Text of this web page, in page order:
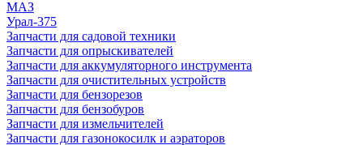
МАЗ
Урал-375
Запчасти для садовой техники
Запчасти для опрыскивателей
Запчасти для аккумуляторного инструмента
Запчасти для очистительных устройств
Запчасти для бензорезов
Запчасти для бензобуров
Запчасти для измельчителей
Запчасти для газонокосилк и аэраторов